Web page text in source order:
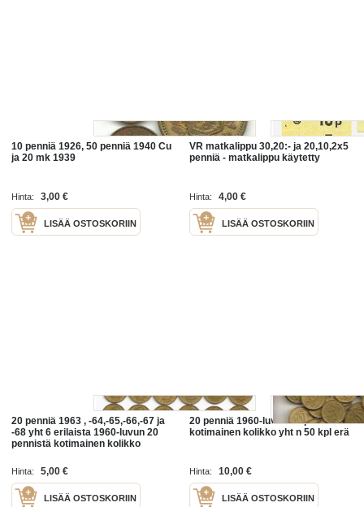
10 penniä 1926, 50 penniä 1940 Cu
ja 20 mk 1939
Hinta: 3,00 €
LISÄÄ OSTOSKORIIN
VR matkalippu 30,20:- ja 20,10,2x5
penniä - matkalippu käytetty
Hinta: 4,00 €
LISÄÄ OSTOSKORIIN
20 penniä 1963 , -64,-65,-66,-67 ja
-68 yht 6 erilaista 1960-luvun 20
pennistä kotimainen kolikko
Hinta: 5,00 €
LISÄÄ OSTOSKORIIN
20 penniä 1960-luvun 20 pennin
kotimainen kolikko yht n 50 kpl erä
Hinta: 10,00 €
LISÄÄ OSTOSKORIIN